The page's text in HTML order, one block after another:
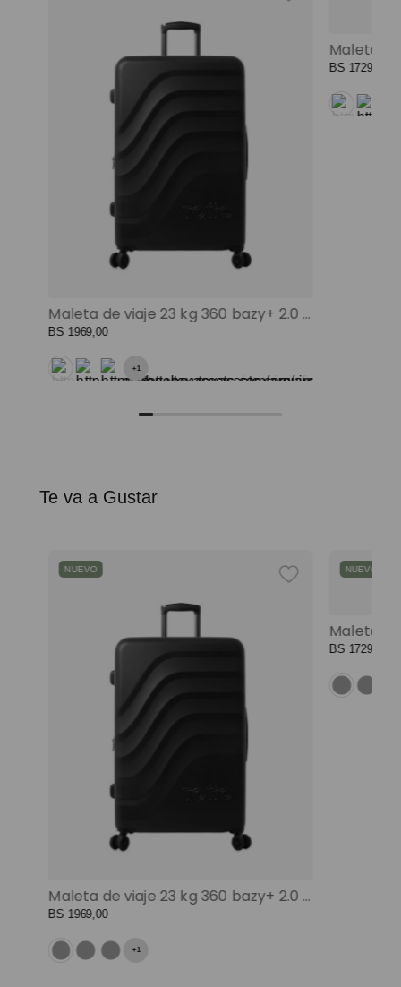
Maleta de viaje 23 kg 360 bazy+ 2.0 bodega negro color: negro
BS 1969,00
+1
BS 1729
Te va a Gustar
Maleta de viaje 23 kg 360 bazy+ 2.0 bodega negro color: negro
NUEVO
BS 1969, 00
+1
NUEVO
BS 1729